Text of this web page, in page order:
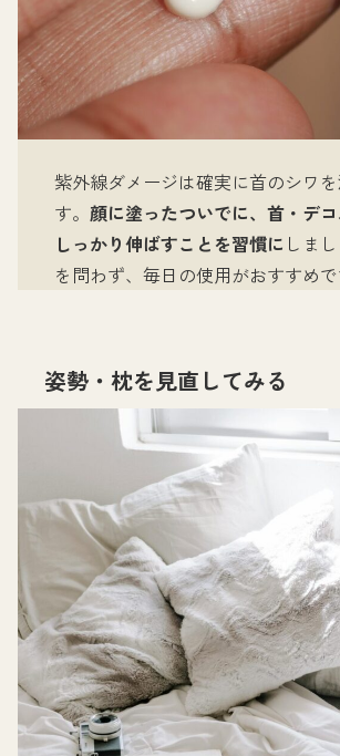
紫外線ダメージは確実に首のシワ
す。 顔に塗ったついでに、首・デ
しっかり伸ばすことを習慣に しま
を問わず、毎日の使用がおすすめで
姿勢・枕を見直してみる